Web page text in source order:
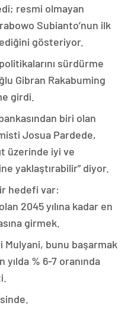
resmi olmayan
Subianto’nun ilk
gösteriyor.
sürdürme
Gibran Rakabuming
girdi.
biri olan
Josua Pardede,
üzerinde iyi ve
yaklaştırabilir” diyor.
hedefi var:
olan 2045 yılına kadar en
girmek.
Mulyani, bunu başarmak
% 6-7 oranında